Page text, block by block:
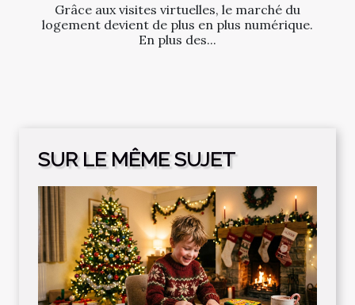
Grâce aux visites virtuelles, le marché du
logement devient de plus en plus numérique.
En plus des...
SUR LE MÊME SUJET